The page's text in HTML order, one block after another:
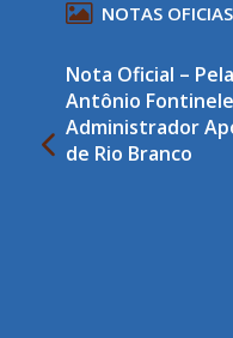
NOTAS OFICIAS
Nota Oficial –
Antônio
Administrador
de Rio Branco